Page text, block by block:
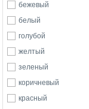
42 43
46 47
128
176 б/р
бежевый
белый
голубой
желтый
зеленый
коричневый
красный